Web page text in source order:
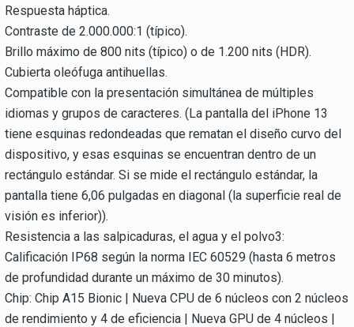
Respuesta háptica.
Contraste de 2.000.000:1 (típico).
Brillo máximo de 800 nits (típico) o de 1.200 nits (HDR).
Cubierta oleófuga antihuellas.
Compatible con la presentación simultánea de múltiples
idiomas y grupos de caracteres. (La pantalla del iPhone 13
tiene esquinas redondeadas que rematan el diseño curvo del
dispositivo, y esas esquinas se encuentran dentro de un
rectángulo estándar. Si se mide el rectángulo estándar, la
pantalla tiene 6,06 pulgadas en diagonal (la superficie real de
visión es inferior)).
Resistencia a las salpicaduras, el agua y el polvo3:
Calificación IP68 según la norma IEC 60529 (hasta 6 metros
de profundidad durante un máximo de 30 minutos).
Chip: Chip A15 Bionic | Nueva CPU de 6 núcleos con 2 núcleos
de rendimiento y 4 de eficiencia | Nueva GPU de 4 núcleos |